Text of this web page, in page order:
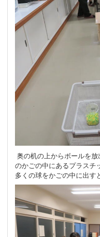
奥の机の上からボールを
のかごの中にあるプラスチ
多くの球をかごの中に出す